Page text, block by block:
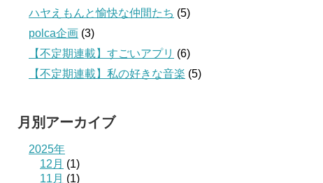
ハヤえもんと愉快な仲間たち (5)
polca企画 (3)
【不定期連載】すごいアプリ (6)
【不定期連載】私の好きな音楽 (5)
月別アーカイブ
2025年
12月 (1)
11月 (1)